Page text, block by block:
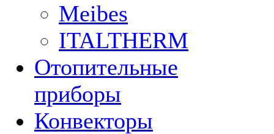
Meibes
ITALTHERM
Отопительные
приборы
Конвекторы